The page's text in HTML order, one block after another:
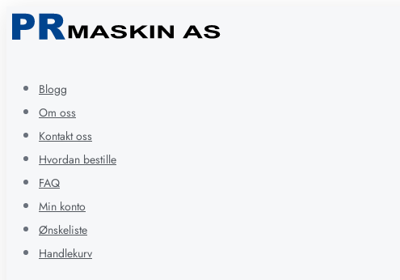
Blogg
Om oss
Kontakt oss
Hvordan bestille
FAQ
Min konto
Ønskeliste
Handlekurv